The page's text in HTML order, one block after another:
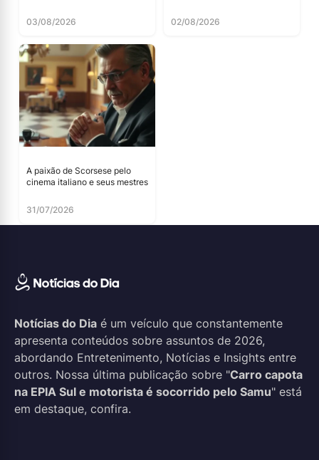
03/08/2026 02/08/2026
A paixão de Scorsese pelo
cinema italiano e seus mestres
31/07/2026
Notícias do Dia é um veículo que constantemente
apresenta conteúdos sobre assuntos de 2026,
abordando Entretenimento, Notícias e Insights entre
outros. Nossa última publicação sobre "Carro capota
na EPIA Sul e motorista é socorrido pelo Samu" está
em destaque, confira.